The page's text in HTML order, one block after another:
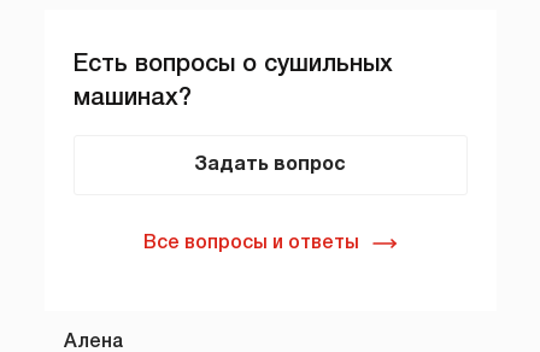
Алена
Есть вопросы о сушильных
машинах?
Задать вопрос
Все вопросы и ответы